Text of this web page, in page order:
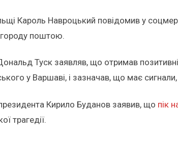
Кароль Навроцький повідомив у
поштою.
Туск заявляв, що отримав позитивні
у Варшаві, і зазначав, що має
Кирило Буданов заявив, що пік
трагедії.